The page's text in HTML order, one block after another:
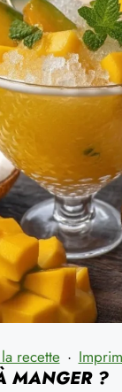
recette ·
MANGER ?